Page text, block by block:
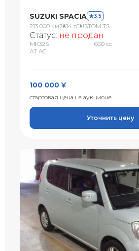
SUZUKI SPACIA 3.5
213 000 км2014 гCUSTOM TS
Статус: не продан
MK32S
AT AC
660 сс
100 000 ¥
стартовая цена на аукционе
Уточнить цену